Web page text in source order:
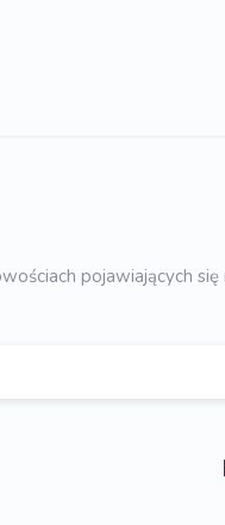
pojawiających